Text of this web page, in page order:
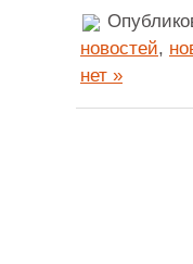
новостей,
нет »